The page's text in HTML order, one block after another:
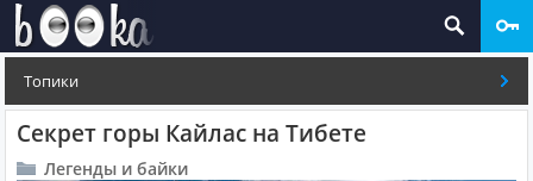
Топики
Секрет горы Кайлас на Тибете
Легенды и байки